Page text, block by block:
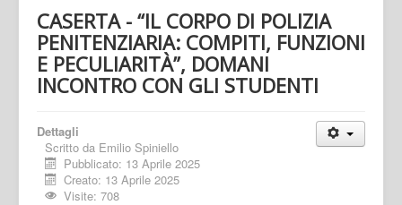
CASERTA - “IL CORPO DI POLIZIA
PENITENZIARIA: COMPITI, FUNZIONI
E PECULIARITÀ”, DOMANI
INCONTRO CON GLI STUDENTI
Dettagli
Scritto da Emilio Spiniello
Pubblicato: 13 Aprile 2025
Creato: 13 Aprile 2025
Visite: 708